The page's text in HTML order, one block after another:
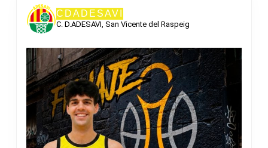
CDADESAVI
C. D.ADESAVI, San Vicente del Raspeig